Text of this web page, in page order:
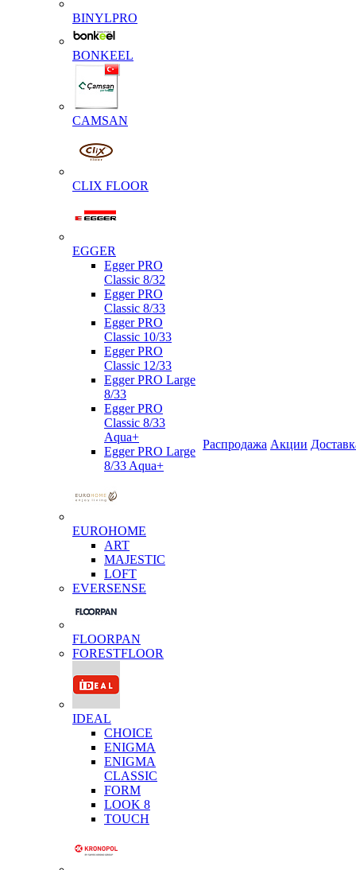
BINYLPRO
BONKEEL
CAMSAN
CLIX FLOOR
EGGER
Egger PRO
Classic 8/32
Egger PRO
Classic 8/33
Egger PRO
Classic 10/33
Egger PRO
Classic 12/33
Egger PRO Large
8/33
Egger PRO
Classic 8/33
Aqua+
Egger PRO Large
8/33 Aqua+
EUROHOME
ART
MAJESTIC
LOFT
EVERSENSE
FLOORPAN
FORESTFLOOR
IDEAL
CHOICE
ENIGMA
ENIGMA
CLASSIC
FORM
LOOK 8
TOUCH
Распродажа Акции